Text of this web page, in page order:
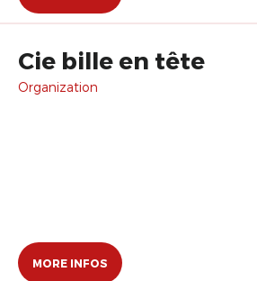
Cie bille en tête
Organization
MORE INFOS